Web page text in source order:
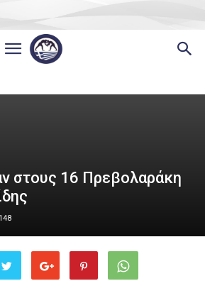
στους 16 Πρεβολαράκη